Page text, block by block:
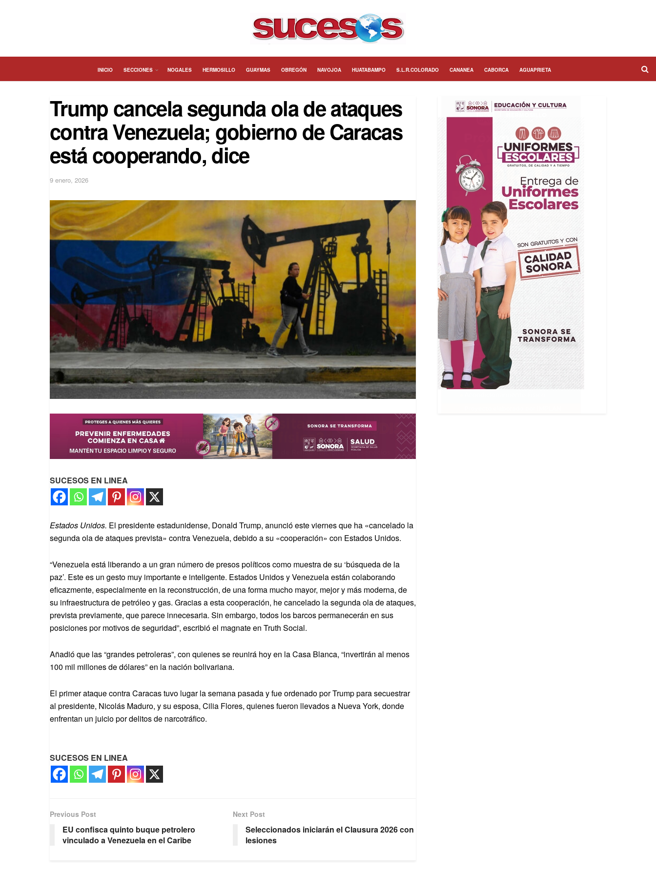
INICIO SECCIONES NOGALES HERMOSILLO GUAYMAS OBREGÓN NAVOJOA HUATABAMPO S.L.R.COLORADO CANANEA CABORCA AGUAPRIETA
Trump cancela segunda ola de ataques
contra Venezuela; gobierno de Caracas
está cooperando, dice
9 enero, 2026
SUCESOS EN LINEA
Estados Unidos. El presidente estadunidense, Donald Trump, anunció este viernes que ha «cancelado la
segunda ola de ataques prevista» contra Venezuela, debido a su «cooperación» con Estados Unidos.
“Venezuela está liberando a un gran número de presos políticos como muestra de su ‘búsqueda de la
paz’. Este es un gesto muy importante e inteligente. Estados Unidos y Venezuela están colaborando
eficazmente, especialmente en la reconstrucción, de una forma mucho mayor, mejor y más moderna, de
su infraestructura de petróleo y gas. Gracias a esta cooperación, he cancelado la segunda ola de ataques,
prevista previamente, que parece innecesaria. Sin embargo, todos los barcos permanecerán en sus
posiciones por motivos de seguridad”, escribió el magnate en Truth Social.
Añadió que las “grandes petroleras”, con quienes se reunirá hoy en la Casa Blanca, “invertirán al menos
100 mil millones de dólares” en la nación bolivariana.
El primer ataque contra Caracas tuvo lugar la semana pasada y fue ordenado por Trump para secuestrar
al presidente, Nicolás Maduro, y su esposa, Cilia Flores, quienes fueron llevados a Nueva York, donde
enfrentan un juicio por delitos de narcotráfico.
SUCESOS EN LINEA
Previous Post
EU confisca quinto buque petrolero
vinculado a Venezuela en el Caribe
Next Post
Seleccionados iniciarán el Clausura 2026 con
lesiones